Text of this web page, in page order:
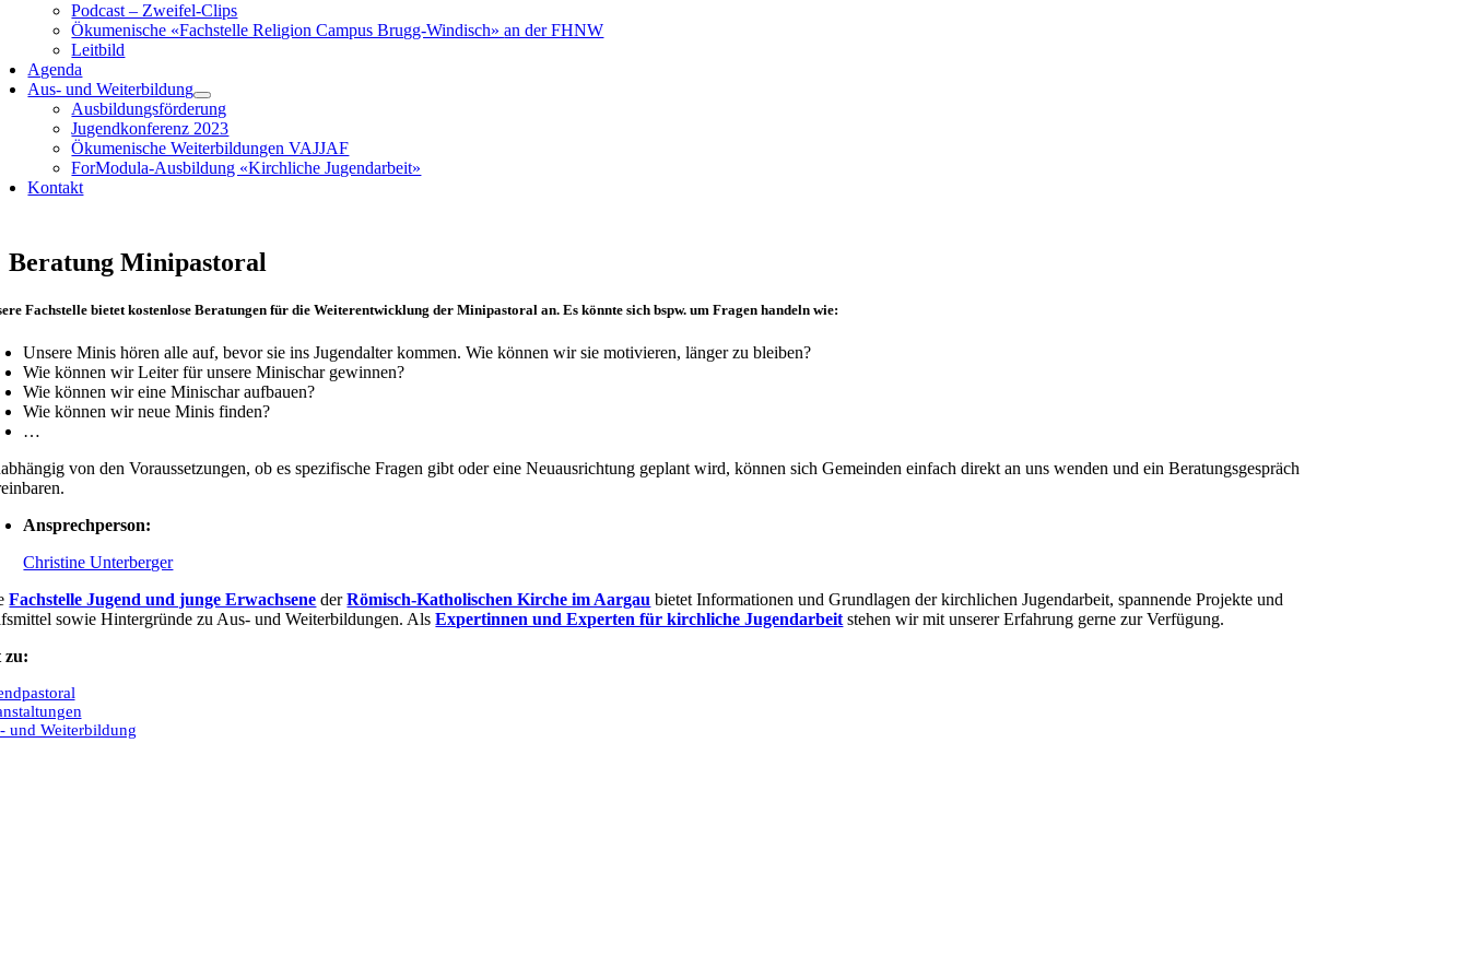
Podcast – Zweifel-Clips
Ökumenische «Fachstelle Religion Campus Brugg-Windisch»an der FHNW
Leitbild
Agenda
Aus- und Weiterbildung
Ausbildungsförderung
Jugendkonferenz 2023
Ökumenische Weiterbildungen VAJJAF
ForModula-Ausbildung «Kirchliche Jugendarbeit»
Kontakt
Beratung Minipastoral
Fachstelle bietet kostenlose Beratungen für die Weiterentwicklung der Minipastoral an. Es könnte sich bspw. um Fragen handeln wie:
Unsere Minis hören alle auf, bevor sie ins Jugendalter kommen. Wie können wir sie motivieren, länger zu bleiben?
Wie können wir Leiter für unsere Minischar gewinnen?
Wie können wir eine Minischar aufbauen?
Wie können wir neue Minis finden?
…
von den Voraussetzungen, ob es spezifische Fragen gibt oder eine Neuausrichtung geplant wird, können sich Gemeinden einfach direkt an uns wenden und ein Beratungsgespräch
Ansprechperson:
Christine Unterberger
Fachstelle Jugend und junge Erwachsene derRömisch-Katholischen Kirche im Aargau bietet Informationen und Grundlagen der kirchlichen Jugendarbeit, spannende Projekte und
sowie Hintergründe zu Aus- und Weiterbildungen. AlsExpertinnen und Experten für kirchliche Jugendarbeit stehen wir mit unserer Erfahrung gerne zur Verfügung.
zu:
und Weiterbildung